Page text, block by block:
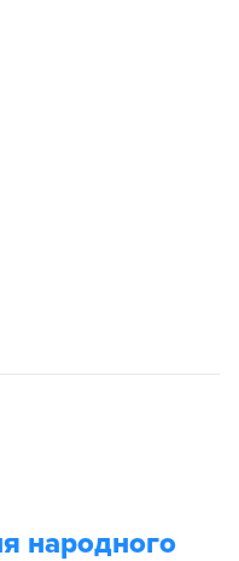
народного